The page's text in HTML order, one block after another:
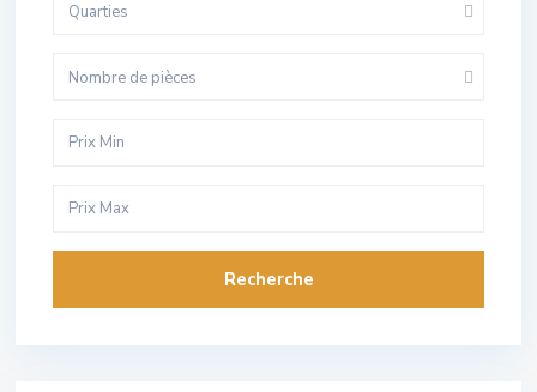
Quarties
Nombre de pièces
Recherche